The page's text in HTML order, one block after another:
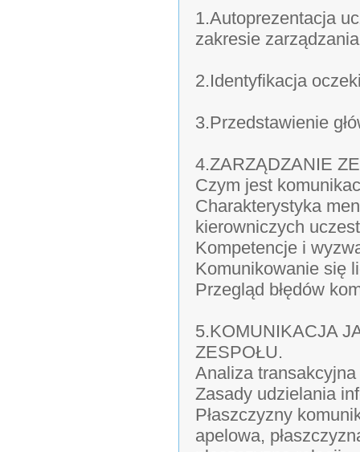
1.Autoprezentacja
zakresie
2.Identyfikacja
3.Przedstawienie
4.ZARZĄDZANIE
Czym jest
Charakterystyka
kierowniczych
Kompetencje i
Komunikowanie się
Przegląd błędów
5.KOMUNIKACJA
ZESPOŁU.
Analiza
Zasady udzielania
Płaszczyzny
apelowa,